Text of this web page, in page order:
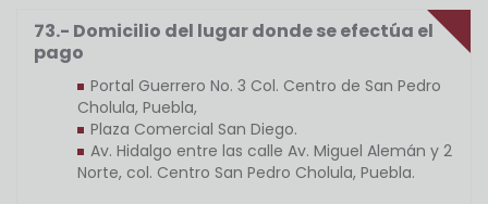
73.- Domicilio del lugar donde se efectúa el
pago
Portal Guerrero No. 3 Col. Centro de San Pedro
Cholula, Puebla,
Plaza Comercial San Diego.
Av. Hidalgo entre las calle Av. Miguel Alemán y 2
Norte, col. Centro San Pedro Cholula, Puebla.